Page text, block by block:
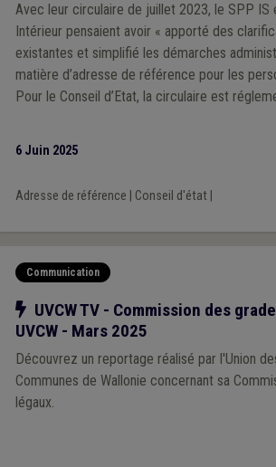
Avec leur circulaire de juillet 2023, le SPP IS
Intérieur pensaient avoir « apporté des
existantes et simplifié les démarches
matière d’adresse de référence pour les
Pour le Conseil d’Etat, la circulaire est
6 Juin 2025
Adresse de référence Conseil d'état|
Communication
Notre action
UVCW TV - Commission des
UVCW - Mars 2025
Découvrez un reportage réalisé par l'Union
Communes de Wallonie concernant sa
légaux.